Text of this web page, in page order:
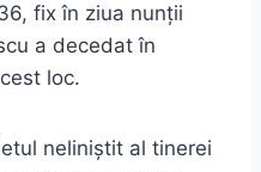
fix în ziua nunții
a decedat în
loc.
neliniștit al tinerei